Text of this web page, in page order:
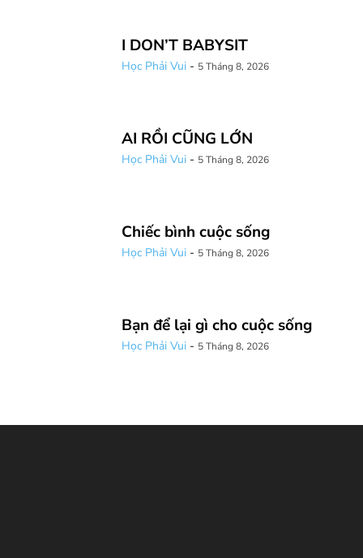
I DON’T BABYSIT
Học Phải Vui - 5 Tháng 8, 2026
AI RỒI CŨNG LỚN
Học Phải Vui - 5 Tháng 8, 2026
Chiếc bình cuộc sống
Học Phải Vui - 5 Tháng 8, 2026
Bạn để lại gì cho cuộc sống
Học Phải Vui - 5 Tháng 8, 2026